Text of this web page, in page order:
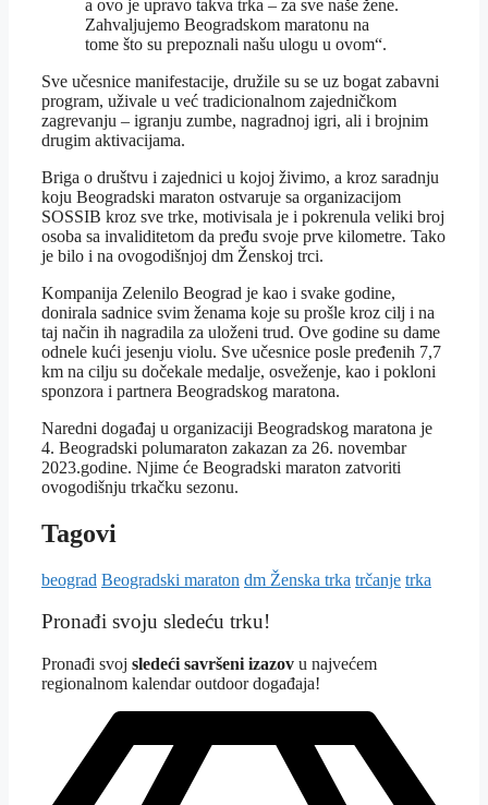
a ovo je upravo takva trka – za sve naše žene.
Zahvaljujemo Beogradskom maratonu na
tome što su prepoznali našu ulogu u ovom“.
Sve učesnice manifestacije, družile su se uz bogat zabavni
program, uživale u već tradicionalnom zajedničkom
zagrevanju – igranju zumbe, nagradnoj igri, ali i brojnim
drugim aktivacijama.
Briga o društvu i zajednici u kojoj živimo, a kroz saradnju
koju Beogradski maraton ostvaruje sa organizacijom
SOSSIB kroz sve trke, motivisala je i pokrenula veliki broj
osoba sa invaliditetom da pređu svoje prve kilometre. Tako
je bilo i na ovogodišnjoj dm Ženskoj trci.
Kompanija Zelenilo Beograd je kao i svake godine,
donirala sadnice svim ženama koje su prošle kroz cilj i na
taj način ih nagradila za uloženi trud. Ove godine su dame
odnele kući jesenju violu. Sve učesnice posle pređenih 7,7
km na cilju su dočekale medalje, osveženje, kao i pokloni
sponzora i partnera Beogradskog maratona.
Naredni događaj u organizaciji Beogradskog maratona je
4. Beogradski polumaraton zakazan za 26. novembar
2023.godine. Njime će Beogradski maraton zatvoriti
ovogodišnju trkačku sezonu.
Tagovi
beograd Beogradski maraton dm Ženska trka trčanje trka
Pronađi svoju sledeću trku!
Pronađi svoj sledeći savršeni izazov u najvećem
regionalnom kalendar outdoor događaja!